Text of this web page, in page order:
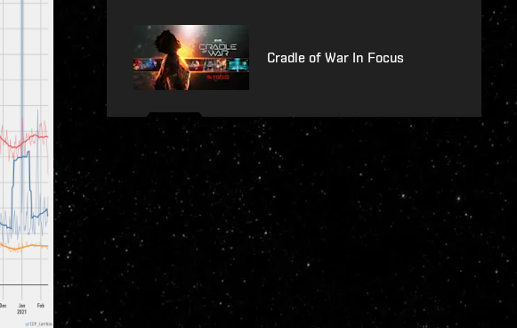
Cradle of War In Focus